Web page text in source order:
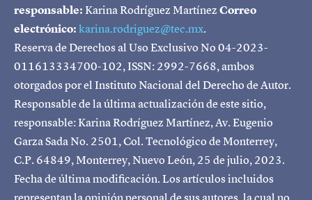
responsable:Karina Rodríguez MartínezCorreo
electrónico:karina.rodriguez@tec.mx.
Reserva de Derechos al Uso Exclusivo No 04-2023-
011613334700-102, ISSN: 2992-7668, ambos
otorgados por el Instituto Nacional del Derecho de Autor.
Responsable de la última actualización de este sitio,
responsable: Karina Rodríguez Martínez, Av. Eugenio
Garza Sada No. 2501, Col. Tecnológico de Monterrey,
C.P. 64849, Monterrey, Nuevo León, 25 de julio, 2023.
Fecha de última modificación. Los artículos incluidos